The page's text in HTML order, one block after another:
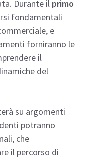
Durante il primo
fondamentali
e
forniranno le
il
del
su argomenti
potranno
che
il percorso di